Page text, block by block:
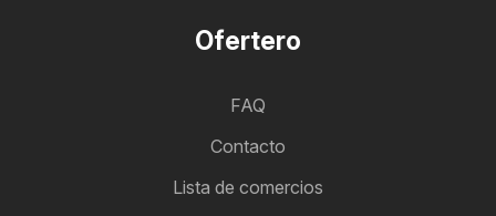
Ofertero
FAQ
Contacto
Lista de comercios